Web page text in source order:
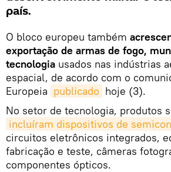
país.
O bloco europeu também
exportação de armas de fogo,
tecnologia usados ​​nas indústrias
espacial, de acordo com o
Europeia publicado hoje (3).
No setor de tecnologia, produtos
incluíram dispositivos de
circuitos eletrônicos integrados,
fabricação e teste, câmeras
componentes ópticos.